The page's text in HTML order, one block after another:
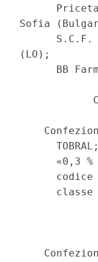
Sofia
S.C.F.
(LO);
BB
«0,3 %
codice
classe